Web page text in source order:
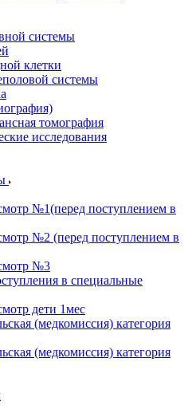
системы
клетки
системы
томография
исследования
№1(перед поступлением в
№2 (перед поступлением в
№3
в специальные
дети 1мес
(медкомиссия) категория
(медкомиссия) категория